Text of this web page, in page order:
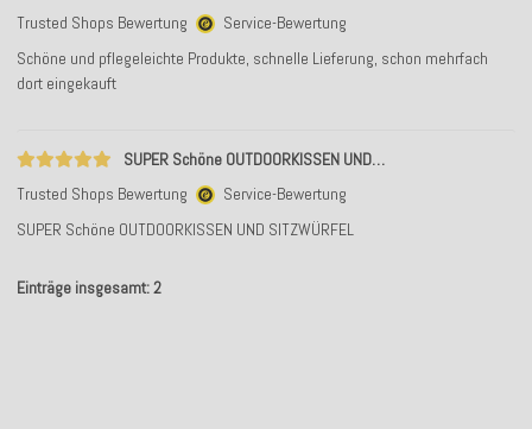
Trusted Shops Bewertung
Service-Bewertung
Schöne und pflegeleichte Produkte, schnelle Lieferung, schon mehrfach
dort eingekauft
SUPER Schöne OUTDOORKISSEN UND…
Trusted Shops Bewertung
Service-Bewertung
SUPER Schöne OUTDOORKISSEN UND SITZWÜRFEL
Einträge insgesamt: 2